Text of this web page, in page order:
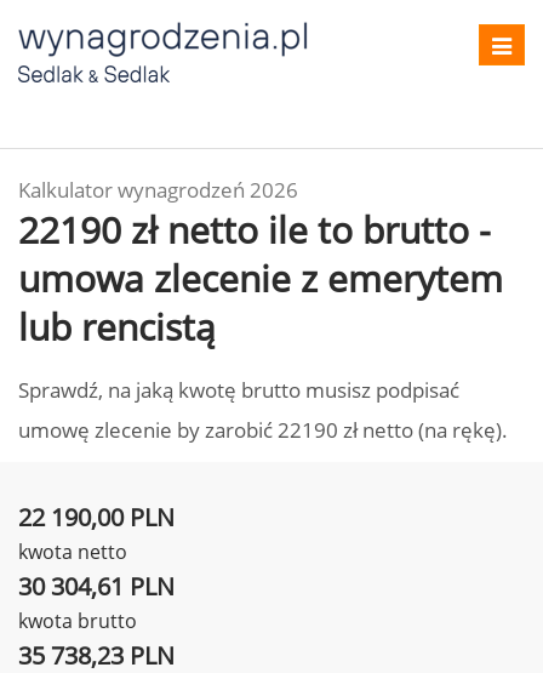
Kalkulator wynagrodzeń 2026
22190 zł netto ile to brutto -
umowa zlecenie z emerytem
lub rencistą
Sprawdź, na jaką kwotę brutto musisz podpisać
umowę zlecenie by zarobić 22190 zł netto (na rękę).
22 190,00 PLN
kwota netto
30 304,61 PLN
kwota brutto
35 738,23 PLN